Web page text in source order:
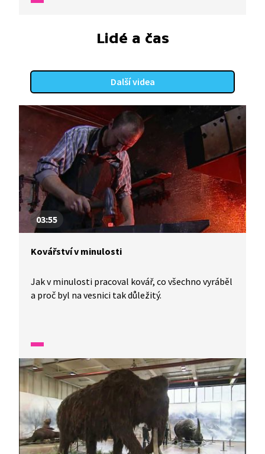
Lidé a čas
Další videa
03:55
Kovářství v minulosti
Jak v minulosti pracoval kovář, co všechno vyráběl
a proč byl na vesnici tak důležitý.